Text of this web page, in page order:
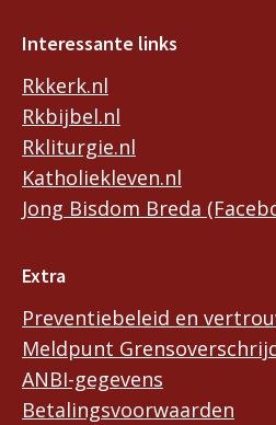
Interessante links
Rkkerk.nl
Rkbijbel.nl
Rkliturgie.nl
Katholiekleven.nl
Jong Bisdom Breda
Extra
Preventiebeleid en
Meldpunt
ANBI-gegevens
Betalingsvoorwaarden